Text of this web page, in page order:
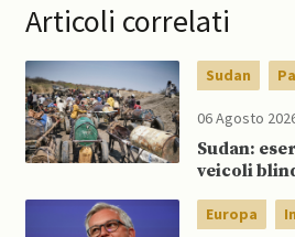
Articoli correlati
Sudan
06 Agosto
Sudan:
veicoli
Europa